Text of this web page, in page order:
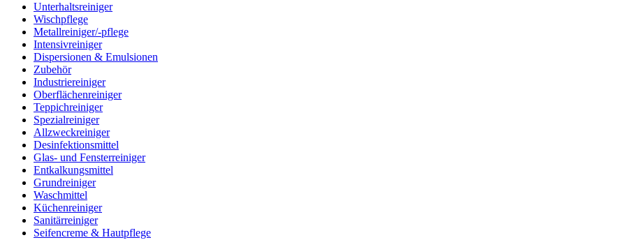
Unterhaltsreiniger
Wischpflege
Metallreiniger/-pflege
Intensivreiniger
Dispersionen & Emulsionen
Zubehör
Industriereiniger
Oberflächenreiniger
Teppichreiniger
Spezialreiniger
Allzweckreiniger
Desinfektionsmittel
Glas- und Fensterreiniger
Entkalkungsmittel
Grundreiniger
Waschmittel
Küchenreiniger
Sanitärreiniger
Seifencreme & Hautpflege